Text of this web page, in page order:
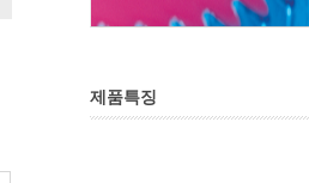
제품특징